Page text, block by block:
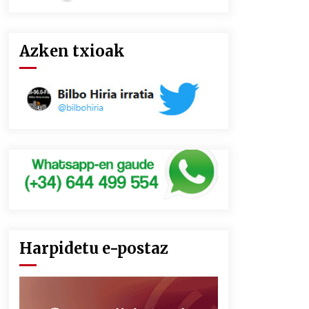
Azken txioak
Harpidetu e-postaz